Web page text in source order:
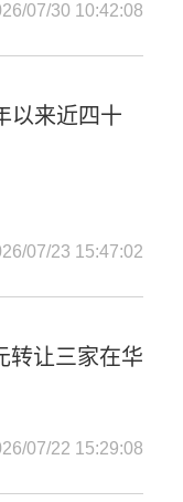
07/30 10:42:08
以来近四十
07/23 15:47:02
转让三家在华
07/22 15:29:08